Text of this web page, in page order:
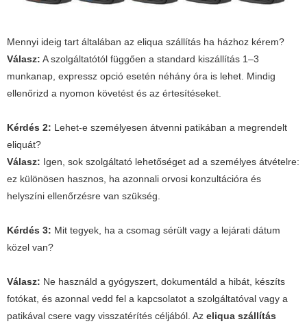
Mennyi ideig tart általában az eliqua szállítás ha házhoz kérem?
Válasz: A szolgáltatótól függően a standard kiszállítás 1–3
munkanap, expressz opció esetén néhány óra is lehet. Mindig
ellenőrizd a nyomon követést és az értesítéseket.
Kérdés 2: Lehet-e személyesen átvenni patikában a megrendelt
eliquát?
Válasz: Igen, sok szolgáltató lehetőséget ad a személyes átvételre:
ez különösen hasznos, ha azonnali orvosi konzultációra és
helyszíni ellenőrzésre van szükség.
Kérdés 3: Mit tegyek, ha a csomag sérült vagy a lejárati dátum
közel van?
Válasz: Ne használd a gyógyszert, dokumentáld a hibát, készíts
fotókat, és azonnal vedd fel a kapcsolatot a szolgáltatóval vagy a
patikával csere vagy visszatérítés céljából. Az eliqua szállítás